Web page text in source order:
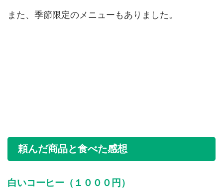
また、季節限定のメニューもありました。
頼んだ商品と食べた感想
白いコーヒー（１０００円）